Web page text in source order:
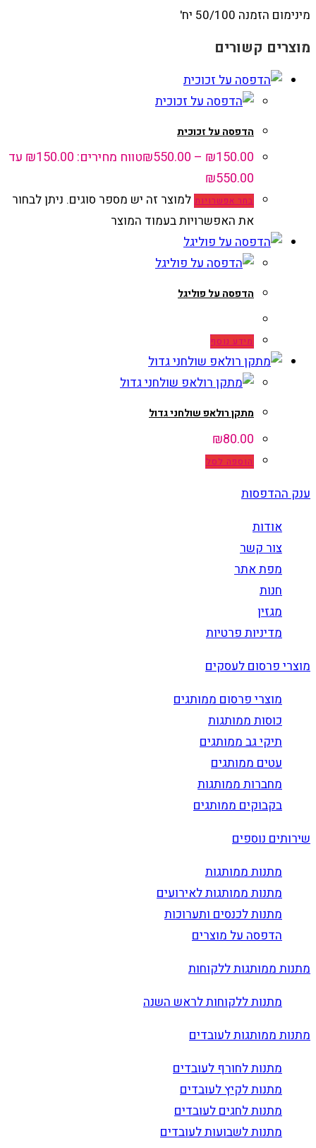
מינימום הזמנה 50/100 יח'
מוצרים קשורים
הדפסה על זכוכית
₪150.00
–
₪550.00
טווח מחירים: ⁦₪150.00⁩ עד
בחר אפשרויות למוצר זה יש מספר סוגים. ניתן לבחור
את האפשרויות בעמוד המוצר
הדפסה על פוליגל
מידע נוסף
מתקן רולאפ שולחני גדול
₪80.00
הוספה לסל
ענק ההדפסות
אודות
צור קשר
מפת אתר
חנות
מגזין
מדיניות פרטיות
מוצרי פרסום לעסקים
מוצרי פרסום ממותגים
כוסות ממותגות
תיקי גב ממותגים
עטים ממותגים
מחברות ממותגות
בקבוקים ממותגים
שירותים נוספים
מתנות ממותגות
מתנות ממותגות לאירועים
מתנות לכנסים ותערוכות
הדפסה על מוצרים
מתנות ממותגות ללקוחות
מתנות ללקוחות לראש השנה
מתנות ממותגות לעובדים
מתנות לחורף לעובדים
מתנות לקיץ לעובדים
מתנות לחגים לעובדים
מתנות לשבועות לעובדים